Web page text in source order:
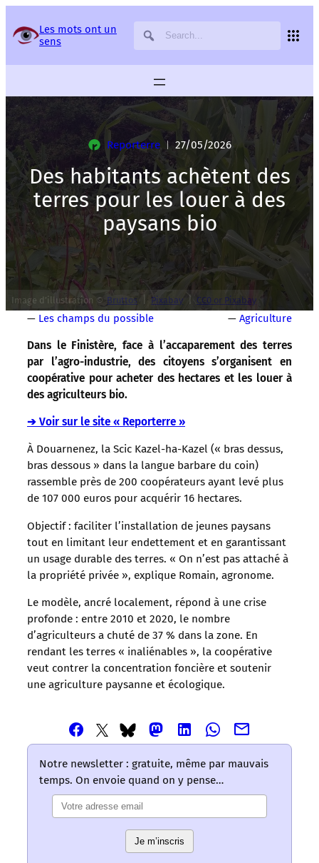
Les mots ont un
sens
Reporterre 27/05/2026
Des habitants achètent des
terres pour les louer à des
paysans bio
Image d’illustration © Bruttos Pixabay CC0 or Pixabay
— Les champs du possible — Agriculture
Dans le Finistère, face à l’accaparement des terres
par l’agro-industrie, des citoyens s’organisent en
coopérative pour acheter des hectares et les louer à
des agriculteurs bio.
➔ Voir sur le site « Reporterre »
À Douarnenez, la Scic Kazel-ha-Kazel (« bras dessus,
bras dessous » dans la langue barbare du coin)
rassemble près de 200 coopérateurs ayant levé plus
de 107 000 euros pour acquérir 16 hectares.
Objectif : faciliter l’installation de jeunes paysans
tout en limitant leur endettement et en garantissant
un usage durable des terres. « On n’est pas attaché à
la propriété privée », explique Romain, agronome.
Le modèle, ancré localement, répond à une crise
profonde : entre 2010 et 2020, le nombre
d’agriculteurs a chuté de 37 % dans la zone. En
rendant les terres « inaliénables », la coopérative
veut contrer la concentration foncière et soutenir
une agriculture paysanne et écologique.
Partager
cet
article
–
Les
Partager
cet
article
via
Twitter
–
Partager
cet
article
via
Bluesky
–
Les
mots
Partager
cet
article
via
Mastodon
Les
mots
ont
Partager
cet
article
Linkedin
Les
mots
ont
Partager
cet
via
Les
Partager
cet
article
Les
Notre newsletter : gratuite, même par mauvais
temps. On envoie quand on y pense…
Je m’inscris
Panneau de gestion des services